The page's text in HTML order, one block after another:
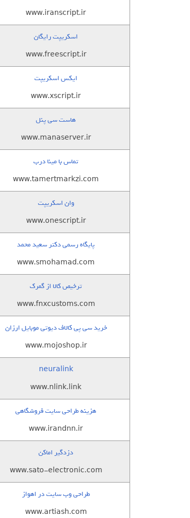
www.iranscript.ir
اسکریپت رایگان
www.freescript.ir
ایکس اسکریپت
www.xscript.ir
هاست سی پنل
www.manaserver.ir
تماس با مینا درب
www.tamertmarkzi.com
وان اسکریپت
www.onescript.ir
پایگاه رسمی دکتر سعید محمد
www.smohamad.com
ترخیص کالا از گمرک
www.fnxcustoms.com
خرید سی پی کالاف دیوتی موبایل ارزان
www.mojoshop.ir
neuralink
www.nlink.link
هزینه طراحی سایت فروشگاهی
www.irandnn.ir
دزدگیر اماکن
www.sato-electronic.com
طراحی وب سایت در اهواز
www.artiash.com